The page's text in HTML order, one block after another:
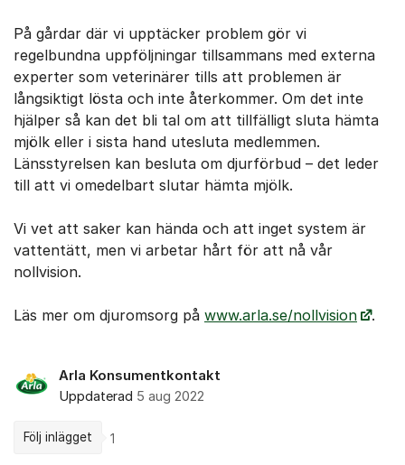
På gårdar där vi upptäcker problem gör vi
regelbundna uppföljningar tillsammans med externa
experter som veterinärer tills att problemen är
långsiktigt lösta och inte återkommer. Om det inte
hjälper så kan det bli tal om att tillfälligt sluta hämta
mjölk eller i sista hand utesluta medlemmen.
Länsstyrelsen kan besluta om djurförbud – det leder
till att vi omedelbart slutar hämta mjölk.
Vi vet att saker kan hända och att inget system är
vattentätt, men vi arbetar hårt för att nå vår
nollvision.
Läs mer om djuromsorg på www.arla.se/nollvision .
Arla Konsumentkontakt
Uppdaterad 5 aug 2022
Följ inlägget 1